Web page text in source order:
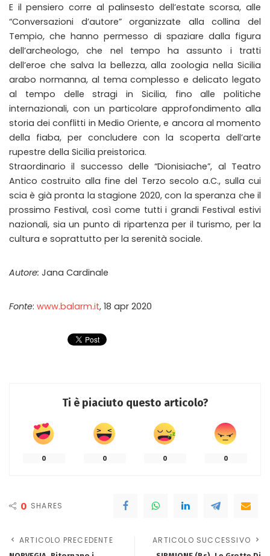
E il pensiero corre al palinsesto dell’estate scorsa, alle
“Conversazioni d’autore” organizzate alla collina del
Tempio, che hanno permesso di spaziare dalla figura
dell’archeologo, che nel tempo ha assunto i tratti
dell’eroe che salva la bellezza, alla zoologia nella Sicilia
arabo normanna, al tema complesso e delicato legato
al tempo delle stragi in Sicilia, fino alle politiche
internazionali, con un particolare approfondimento alla
storia dei conflitti in Medio Oriente, e ancora al momento
della fiaba, per concludere con la scoperta dell’arte
rupestre della Sicilia preistorica.
Straordinario il successo delle “Dionisiache”, al Teatro
Antico costruito alla fine del Terzo secolo a.C., sulla cui
scia è già pronta la stagione 2020, con la speranza che il
prossimo Festival, così come tutti i grandi Festival estivi
nazionali, sia un punto di ripartenza per il turismo, per la
cultura e soprattutto per la serenità sociale.
Autore: Jana Cardinale
Fonte: www.balarm.it, 18 apr 2020
Ti è piaciuto questo articolo?
0 0 0 0
0 SHARES
ARTICOLO PRECEDENTE ARTICOLO SUCCESSIVO